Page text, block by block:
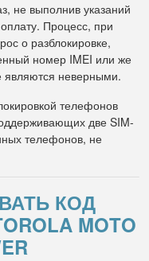
не выполнив указаний
Процесс, при
о разблокировке,
номер IMEI или же
являются неверными.
телефонов
две SIM-
телефонов, не
КОД
MOTO